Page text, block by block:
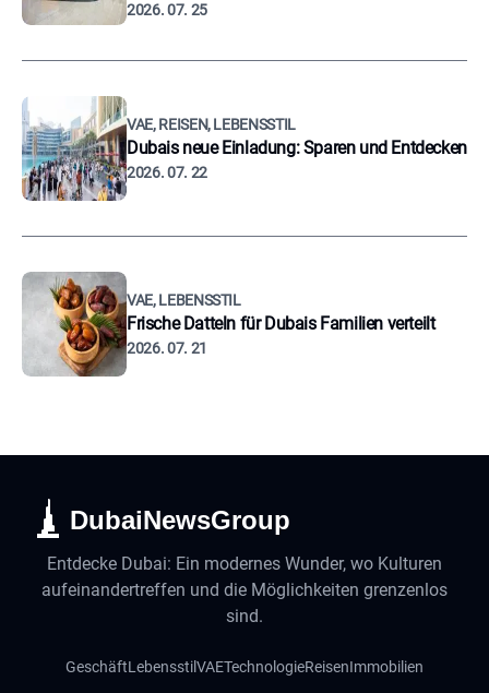
2026. 07. 25
VAE, REISEN, LEBENSSTIL
Dubais neue Einladung: Sparen und Entdecken
2026. 07. 22
VAE, LEBENSSTIL
Frische Datteln für Dubais Familien verteilt
2026. 07. 21
DubaiNewsGroup
Entdecke Dubai: Ein modernes Wunder, wo Kulturen
aufeinandertreffen und die Möglichkeiten grenzenlos
sind.
GeschäftLebensstilVAETechnologieReisenImmobilien